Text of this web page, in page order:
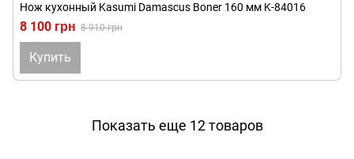
Нож кухонный Kasumi Damascus Boner 160 мм K-84016
8 100 грн 8 910 грн
Купить
Показать еще 12 товаров